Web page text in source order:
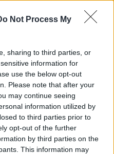
Not Process My
sharing to third parties, or
information for
use the below opt-out
Please note that after your
may continue seeing
information utilized by
to third parties prior to
opt-out of the further
by third parties on the
This information may
di prodotti farmaceutici
#
governo ungherese
Required fields are marked*